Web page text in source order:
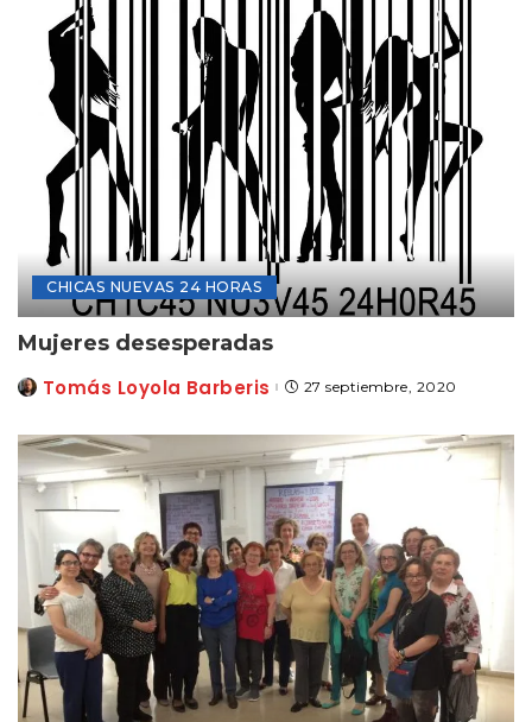
CHICAS NUEVAS 24 HORAS
Mujeres desesperadas
Posted
Tomás Loyola Barberis 27 septiembre, 2020